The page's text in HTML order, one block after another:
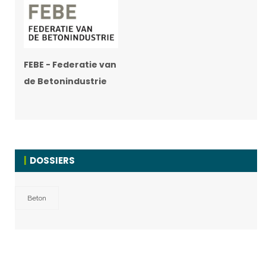
FEBE - Federatie van
de Betonindustrie
DOSSIERS
Beton